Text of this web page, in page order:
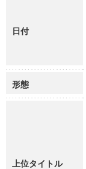
日付
形態
上位タイトル